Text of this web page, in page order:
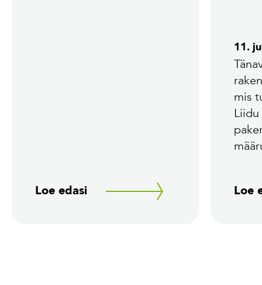
Loe edasi
11.
mis
Loe